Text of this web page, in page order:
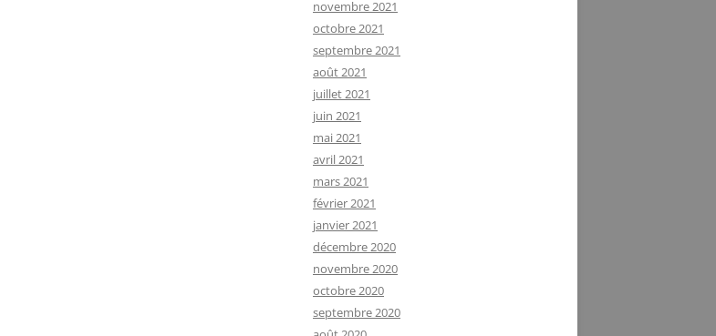
novembre 2021
octobre 2021
septembre 2021
août 2021
juillet 2021
juin 2021
mai 2021
avril 2021
mars 2021
février 2021
janvier 2021
décembre 2020
novembre 2020
octobre 2020
septembre 2020